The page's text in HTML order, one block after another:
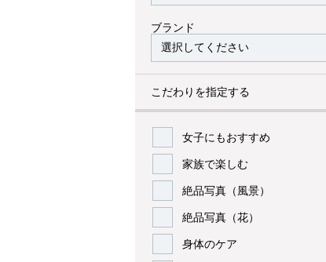
ブランド
こだわりを指定する
女子にもおすすめ
家族で楽しむ
絶品写真（風景）
絶品写真（花）
身体のケア